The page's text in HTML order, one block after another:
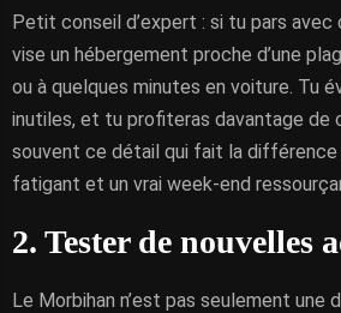
Petit conseil d’expert : si tu pars avec
vise un hébergement proche d’une
ou à quelques minutes en voiture. Tu
inutiles, et tu profiteras davantage de
souvent ce détail qui fait la différence
fatigant et un vrai week-end
2. Tester de nouvelles
Le Morbihan n’est pas seulement une